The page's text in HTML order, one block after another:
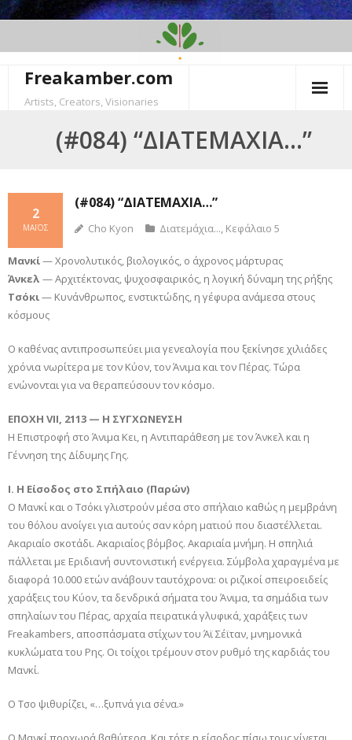
Freakamber.com
Artists, Creators, Visionaries
(#084) “ΔΙΑΤΕΜΆΧΙΑ…”
(#084) “ΔΙΑΤΕΜΆΧΙΑ…”
2
ΜΆΙΟΣ Cho Kyon Διατεμάχια..., Κεφάλαιο 5
Μανκί— Χρονολυτικός, βιολογικός, ο άχρονος μάρτυρας
Άνκελ — Αρχιτέκτονας, ψυχοσφαιρικός, η λογική δύναμη της ρήξης
Τσόκι— Κυνάνθρωπος, ενστικτώδης, η γέφυρα ανάμεσα στους
κόσμους
Ο καθένας αντιπροσωπεύει μια γενεαλογία που ξεκίνησε χιλιάδες
χρόνια νωρίτερα με τον Κύον, τον Άνιμα και τον Πέρας. Τώρα
ενώνονται για να θεραπεύσουν τον κόσμο.
ΕΠΟΧΗ VII, 2113 — Η ΣΥΓΧΩΝΕΥΣΗ
Η Επιστροφή στο Άνιμα Κει, η Αντιπαράθεση με τον Άνκελ και η
Γέννηση της Δίδυμης Γης.
I. Η Είσοδος στο Σπήλαιο (Παρών)
Ο Μανκί και ο Τσόκι γλιστρούν μέσα στο σπήλαιο καθώς η μεμβράνη
του θόλου ανοίγει για αυτούς σαν κόρη ματιού που διαστέλλεται.
Ακαριαίο σκοτάδι. Ακαριαίος βόμβος. Ακαριαία μνήμη. Η σπηλιά
πάλλεται με Εριδιανή συντονιστική ενέργεια. Σύμβολα χαραγμένα με
διαφορά 10.000 ετών ανάβουν ταυτόχρονα: οι ριζικοί σπειροειδείς
χαράξεις του Κύον, τα δενδρικά σήματα του Άνιμα, τα σημάδια των
σπηλαίων του Πέρας, αρχαία πειρατικά γλυφικά, χαράξεις των
Freakambers, αποσπάσματα στίχων του Άϊ Σέϊταν, μνημονικά
κυκλώματα του Ρης. Οι τοίχοι τρέμουν στον ρυθμό της καρδιάς του
Μανκί.
Ο Τσο ψιθυρίζει, «…ξυπνά για σένα.»